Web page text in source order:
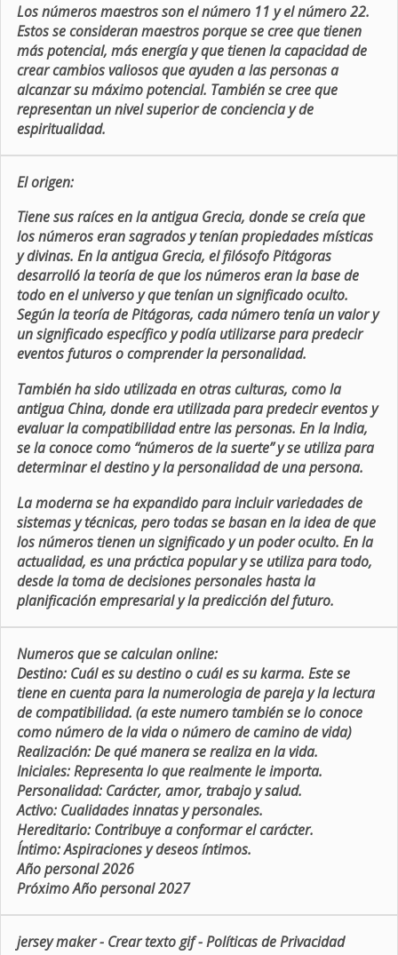
Los números maestros son el número 11 y el número 22.
Estos se consideran maestros porque se cree que tienen
más potencial, más energía y que tienen la capacidad de
crear cambios valiosos que ayuden a las personas a
alcanzar su máximo potencial. También se cree que
representan un nivel superior de conciencia y de
espiritualidad.
El origen:
Tiene sus raíces en la antigua Grecia, donde se creía que
los números eran sagrados y tenían propiedades místicas
y divinas. En la antigua Grecia, el filósofo Pitágoras
desarrolló la teoría de que los números eran la base de
todo en el universo y que tenían un significado oculto.
Según la teoría de Pitágoras, cada número tenía un valor y
un significado específico y podía utilizarse para predecir
eventos futuros o comprender la personalidad.
También ha sido utilizada en otras culturas, como la
antigua China, donde era utilizada para predecir eventos y
evaluar la compatibilidad entre las personas. En la India,
se la conoce como “números de la suerte” y se utiliza para
determinar el destino y la personalidad de una persona.
La moderna se ha expandido para incluir variedades de
sistemas y técnicas, pero todas se basan en la idea de que
los números tienen un significado y un poder oculto. En la
actualidad, es una práctica popular y se utiliza para todo,
desde la toma de decisiones personales hasta la
planificación empresarial y la predicción del futuro.
Numeros que se calculan online:
Destino: Cuál es su destino o cuál es su karma. Este se
tiene en cuenta para la numerologia de pareja y la lectura
de compatibilidad. (a este numero también se lo conoce
como número de la vida o número de camino de vida)
Realización:De qué manera se realiza en la vida.
Iniciales:Representa lo que realmente le importa.
Personalidad:Carácter, amor, trabajo y salud.
Activo:Cualidades innatas y personales.
Hereditario:Contribuye a conformar el carácter.
Íntimo:Aspiraciones y deseos íntimos.
Año personal 2026
Próximo Año personal 2027
jersey maker- Crear texto gif-Políticas de Privacidad